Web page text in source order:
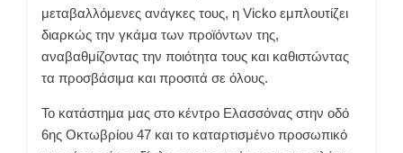
μεταβαλλόμενες ανάγκες τους, η Vicko εμπλουτίζει
διαρκώς την γκάμα των προϊόντων της,
αναβαθμίζοντας την ποιότητα τους και καθιστώντας
τα προσβάσιμα και προσιτά σε όλους.
Το κατάστημα μας στο κέντρο Ελασσόνας στην οδό
6ης Οκτωβρίου 47 και το καταρτισμένο προσωπικό